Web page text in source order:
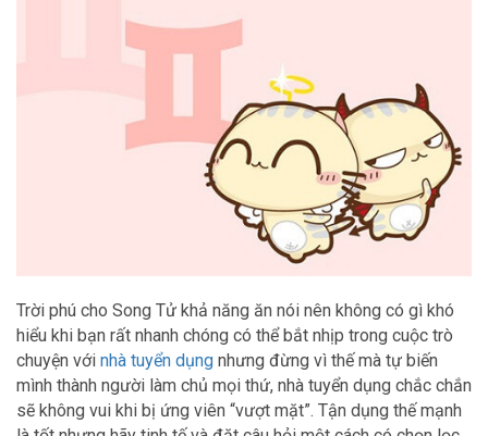
Trời phú cho Song Tử khả năng ăn nói nên không có gì khó
hiểu khi bạn rất nhanh chóng có thể bắt nhịp trong cuộc trò
chuyện với nhà tuyển dụng nhưng đừng vì thế mà tự biến
mình thành người làm chủ mọi thứ, nhà tuyển dụng chắc chắn
sẽ không vui khi bị ứng viên “vượt mặt”. Tận dụng thế mạnh